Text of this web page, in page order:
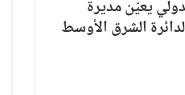
يعيّن مديرة
الشرق الأوسط